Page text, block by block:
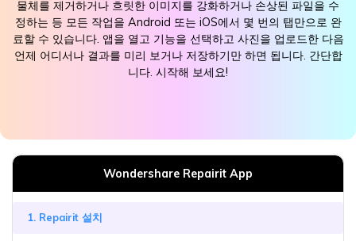
도움말 센터
무료 체험하기
무료 체험하기
기술 인사이트
활용 팁
데이터 복구 사례
PC 복구
인공지능 기반 영상, 사진, 문서 및 오디오 파일의 복
물체를 제거하거나 흐릿한 이미지를 강화하거나 손상된 파일을 수
정하는 등 모든 작업을 Android 또는 iOS에서 몇 번의 탭만으로 완
료할 수 있습니다. 앱을 열고 기능을 선택하고 사진을 업로드한 다음
언제 어디서나 결과를 미리 보거나 저장하기만 하면 됩니다. 간단합
니다. 시작해 보세요!
Wondershare Repairit App
1. Repairit 설치